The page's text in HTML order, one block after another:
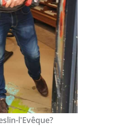
l'Evêque?